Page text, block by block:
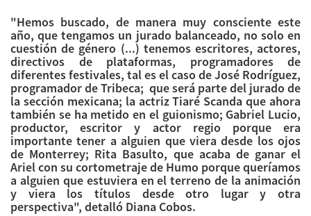
"Hemos buscado, de manera muy consciente este
año, que tengamos un jurado balanceado, no solo en
cuestión de género (...) tenemos escritores, actores,
directivos de plataformas, programadores de
diferentes festivales, tal es el caso de José Rodríguez,
programador de Tribeca; que será parte del jurado de
la sección mexicana; la actriz Tiaré Scanda que ahora
también se ha metido en el guionismo; Gabriel Lucio,
productor, escritor y actor regio porque era
importante tener a alguien que viera desde los ojos
de Monterrey; Rita Basulto, que acaba de ganar el
Ariel con su cortometraje de Humo porque queríamos
a alguien que estuviera en el terreno de la animación
y viera los títulos desde otro lugar y otra
perspectiva", detalló Diana Cobos.